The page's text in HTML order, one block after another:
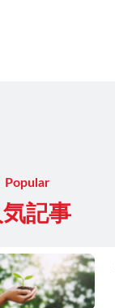
記事
Popular